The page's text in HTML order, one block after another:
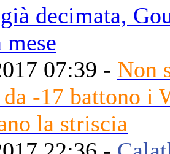
decimata,
07:39 - Non
-17 battono i
la striscia